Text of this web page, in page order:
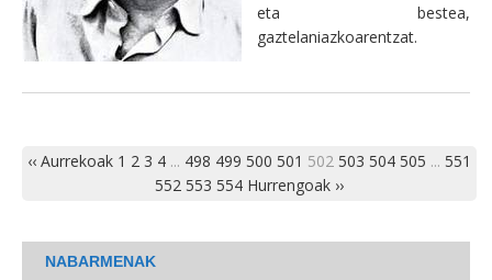
eta bestea,
gaztelaniazkoarentzat.
‹‹ Aurrekoak 1 2 3 4 ... 498 499 500 501 502 503 504 505 ... 551
552 553 554 Hurrengoak ››
NABARMENAK